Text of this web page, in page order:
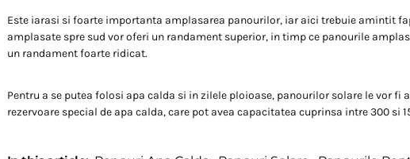
Este iarasi si foarte importanta amplasarea panourilor, iar aici trebuie amintit
amplasate spre sud vor oferi un randament superior, in timp ce panourile
un randament foarte ridicat.
Pentru a se putea folosi apa calda si in zilele ploioase, panourilor solare le vor fi
rezervoare special de apa calda, care pot avea capacitatea cuprinsa intre 300 si